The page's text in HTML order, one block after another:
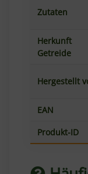
Zutaten
Herkunft
Getreide
Hergestellt
EAN
Produkt-ID